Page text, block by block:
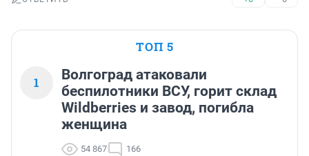
ТОП 5
1
Волгоград атаковали
беспилотники ВСУ, горит склад
Wildberries и завод, погибла
женщина
54 867 166